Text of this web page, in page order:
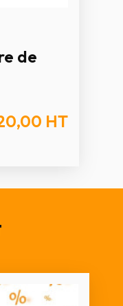
de
HT